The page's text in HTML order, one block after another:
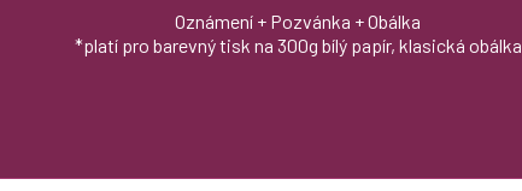
Oznámení + Pozvánka + Obálka
*platí pro barevný tisk na 300g bílý papír, klasická obálka